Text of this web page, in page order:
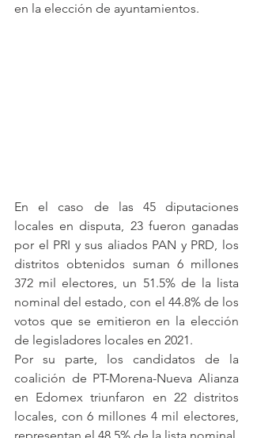
en la elección de ayuntamientos.
En el caso de las 45 diputaciones
locales en disputa, 23 fueron ganadas
por el PRI y sus aliados PAN y PRD, los
distritos obtenidos suman 6 millones
372 mil electores, un 51.5% de la lista
nominal del estado, con el 44.8% de los
votos que se emitieron en la elección
de legisladores locales en 2021.
Por su parte, los candidatos de la
coalición de PT-Morena-Nueva Alianza
en Edomex triunfaron en 22 distritos
locales, con 6 millones 4 mil electores,